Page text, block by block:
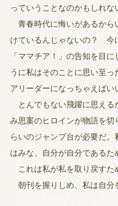
っていうことなのかもしれな
青春時代に悔いがあるから
けているんじゃないの？ 今
「ママチア！」の告知を目
うに私はそのことに思い至
アリーダーになっちゃえばい
とんでもない飛躍に思える
み思案のヒロインが物語を
らいのジャンプ台が必要だ
はみな、自分が自分であるた
これは私が私を取り戻すた
朝刊を握りしめ、私は自分